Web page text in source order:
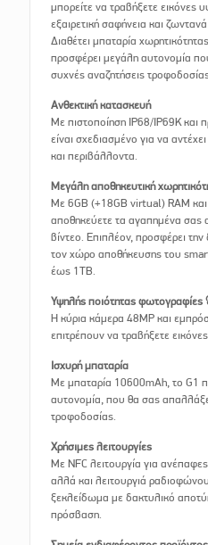
μπορείτε να τραβήξετε εικόνες
εξαιρετική σαφήνεια και
Διαθέτει μπαταρία
προσφέρει μεγάλη αυτονομία
συχνές αναζητήσεις
Ανθεκτική κατασκευή
Με πιστοποίηση IP68/IP69K και
είναι σχεδιασμένο για να
και περιβάλλοντα.
Μεγάλη αποθηκευτική
Με 6GB (+18GB virtual) RAM και
αποθηκεύετε τα αγαπημένα σας
βίντεο. Επιπλέον, προσφέρει την
τον χώρο αποθήκευσης του
έως 1TB.
Υψηλής ποιότητας
Η κύρια κάμερα 48MP και
επιτρέπουν να τραβήξετε
Ισχυρή μπαταρία
Με μπαταρία 10600mAh, το G1
αυτονομία, που θα σας
τροφοδοσίας.
Χρήσιμες λειτουργίες
Με NFC λειτουργία για
αλλά και λειτουργιά
ξεκλείδωμα με δακτυλικό
πρόσβαση.